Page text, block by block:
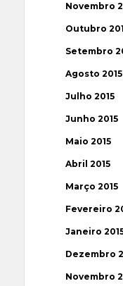
Novembro
Outubro
Setembro
Agosto 2015
Julho 2015
Junho 2015
Maio 2015
Abril 2015
Março 2015
Fevereiro
Janeiro
Dezembro
Novembro